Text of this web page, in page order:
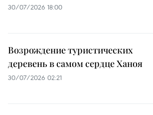
30/07/2026 18:00
Возрождение туристических
деревень в самом сердце Ханоя
30/07/2026 02:21